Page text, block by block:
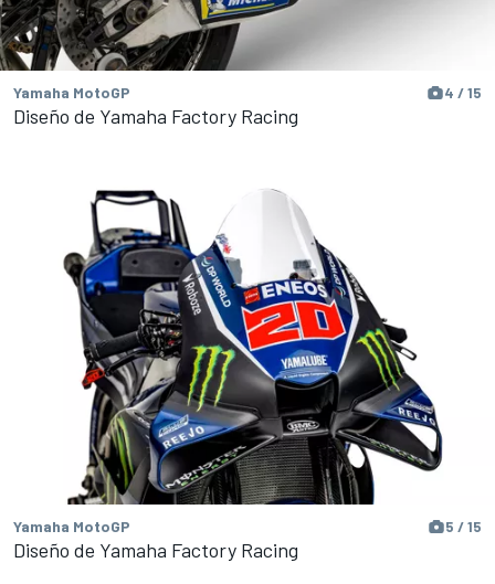
Yamaha MotoGP 4 / 15
Diseño de Yamaha Factory Racing
Yamaha MotoGP 5 / 15
Diseño de Yamaha Factory Racing